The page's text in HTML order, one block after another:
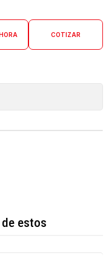
COTIZAR
estos